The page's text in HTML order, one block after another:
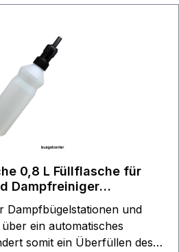
0,8 L Füllflasche für
Dampfreiniger
Dampfbügelstationen und
ein automatisches
somit ein Überfüllen des